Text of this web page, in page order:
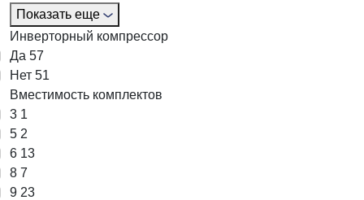
Показать еще
Инверторный компрессор
Да 57
Нет 51
Вместимость комплектов
3 1
5 2
6 13
8 7
9 23